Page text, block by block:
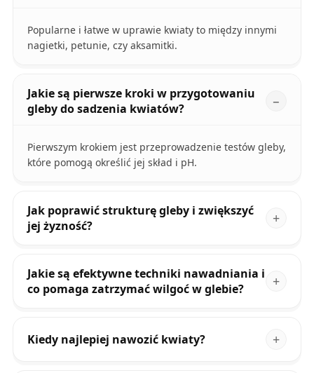
Popularne i łatwe w uprawie kwiaty to między innymi
nagietki, petunie, czy aksamitki.
Jakie są pierwsze kroki w przygotowaniu
gleby do sadzenia kwiatów?
Pierwszym krokiem jest przeprowadzenie testów gleby,
które pomogą określić jej skład i pH.
Jak poprawić strukturę gleby i zwiększyć
jej żyzność?
Jakie są efektywne techniki nawadniania i
co pomaga zatrzymać wilgoć w glebie?
Kiedy najlepiej nawozić kwiaty?